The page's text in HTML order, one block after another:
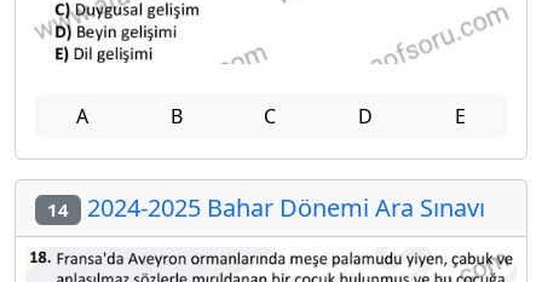
A B C D E
14 2024-2025 Bahar Dönemi Ara Sınavı